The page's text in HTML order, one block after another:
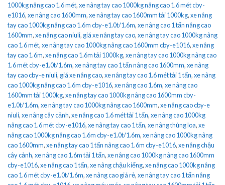
1000kg nâng cao 1.6 mét,xe nâng tay cao 1000kg nâng cao 1.6 mét cby-
e1016,xe nâng cao 1600mm,xe nâng tay cao 1600mm tải 1000kg,xe nâng
tay cao 1000kg nâng cao 1.6m cby-e1.0t/1.6m,xe nâng cao 1 tấn nâng cao
1600mm,xe nâng cao niuli, giá xe nâng tay cao,xe nâng tay cao 1000kg nâng
cao 1.6 mét,xe nâng tay cao 1000kg nâng cao 1600mm cby-e1016,xe nâng
tay cao 1.6m,xe nâng cao 1.6m tải 1000kg,xe nâng tay cao 1000kg nâng cao
1.6 mét cby-e1.0t/1.6m,xe nâng tay cao 1 tấn nâng cao 1600mm,xe nâng
tay cao cby-e niuli, giá xe nâng cao,xe nâng tay cao 1.6 mét tải 1 tấn,xe nâng
cao 1000kg nâng cao 1.6m cby-e1016,xe nâng cao 1.6m,xe nâng cao
1600mm tải 1000kg,xe nâng tay cao 1000kg nâng cao 1600mm cby-
e1.0t/1.6m,xe nâng tay cao 1000kg nâng cao 1600mm,xe nâng cao cby-e
niuli,xe nâng cây cảnh,xe nâng cao 1.6 mét tải 1 tấn,xe nâng cao 1000kg
nâng cao 1.6 mét cby-e1016,xe nâng tay cao 1 tấn,xe nâng thùng loa,xe
nâng cao 1000kg nâng cao 1.6m cby-e1.0t/1.6m,xe nâng cao 1000kg nâng
cao 1600mm,xe nâng tay cao 1 tấn nâng cao 1.6m cby-e1016,xe nâng chậu
cây cảnh,xe nâng cao 1.6m tải 1 tấn,xe nâng cao 1000kg nâng cao 1600mm
cby-e1016,xe nâng cao 1 tấn,xe nâng chậu kiểng,xe nâng cao 1000kg nâng
cao 1.6 mét cby-e1.0t/1.6m,xe nâng cao giá rẻ,xe nâng tay cao 1 tấn nâng